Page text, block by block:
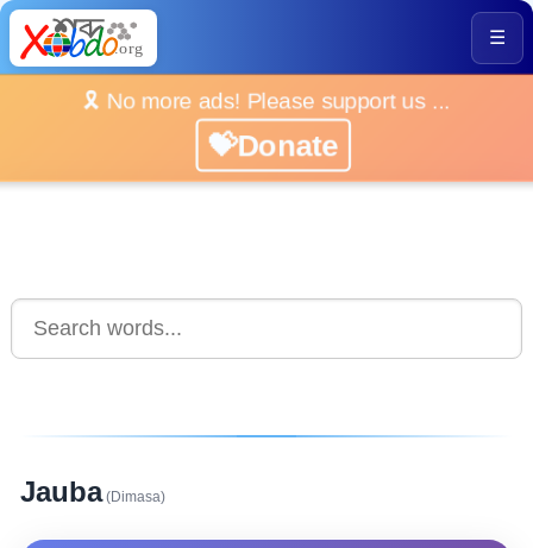
☰
🎗️ No more ads! Please support us ...
💝Donate
Jauba(Dimasa)